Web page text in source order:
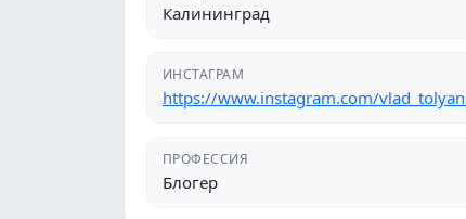
Калининград
ИНСТАГРАМ
https://www.instagram.com/
ПРОФЕССИЯ
Блогер